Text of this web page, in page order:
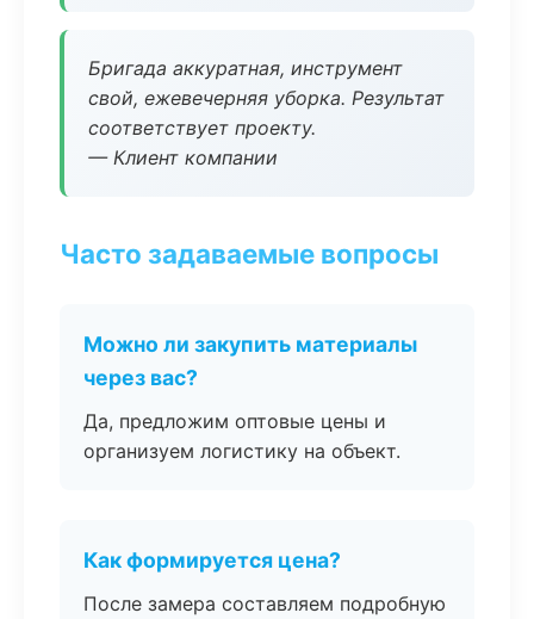
Бригада аккуратная, инструмент
свой, ежевечерняя уборка. Результат
соответствует проекту.
— Клиент компании
Часто задаваемые вопросы
Можно ли закупить материалы
через вас?
Да, предложим оптовые цены и
организуем логистику на объект.
Как формируется цена?
После замера составляем подробную